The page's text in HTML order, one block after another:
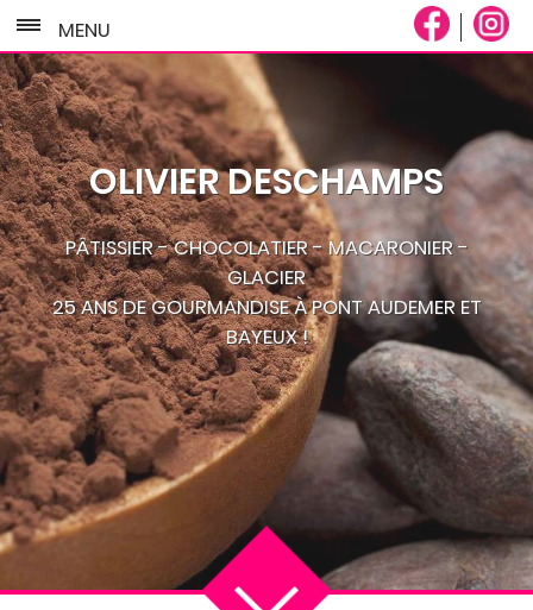
MENU
OLIVIER DESCHAMPS
PÂTISSIER - CHOCOLATIER - MACARONIER -
GLACIER
25 ANS DE GOURMANDISE À PONT AUDEMER ET
BAYEUX !